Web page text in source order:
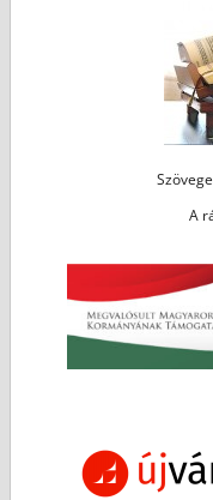
A